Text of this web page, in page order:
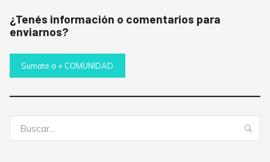
¿Tenés información o comentarios para
enviarnos?
Sumate a + COMUNIDAD